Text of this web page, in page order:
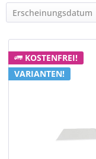
KOSTENFREI!
VARIANTEN!